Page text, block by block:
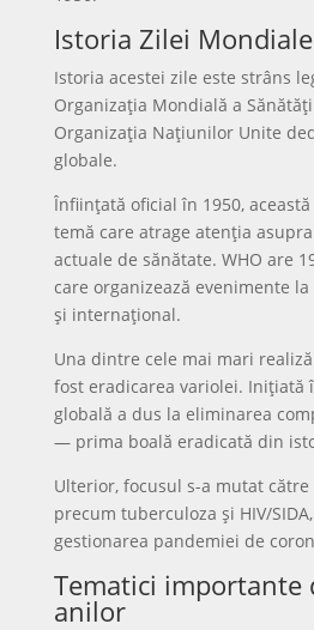
Istoria Zilei
Istoria acestei zile este strâns
Organizația Mondială a
Organizația Națiunilor Unite
globale.
Înființată oficial în 1950,
temă care atrage atenția
actuale de sănătate. WHO are
care organizează evenimente
și internațional.
Una dintre cele mai mari
fost eradicarea variolei. Inițiată
globală a dus la eliminarea
— prima boală eradicată din
Ulterior, focusul s-a mutat
precum tuberculoza și HIV/
gestionarea pandemiei de
Tematici importante
anilor